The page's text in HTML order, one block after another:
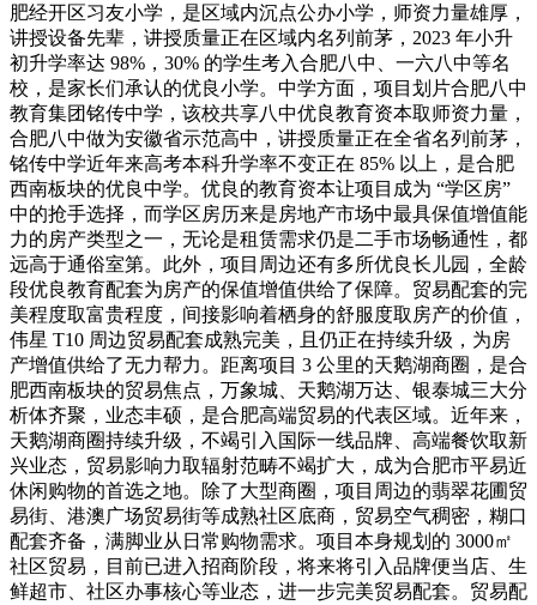
肥经开区习友小学，是区域内沉点公办小学，师资力量雄厚，
讲授设备先辈，讲授质量正在区域内名列前茅，2023 年小升
初升学率达 98%，30% 的学生考入合肥八中、一六八中等名
校，是家长们承认的优良小学。中学方面，项目划片合肥八中
教育集团铭传中学，该校共享八中优良教育资本取师资力量，
合肥八中做为安徽省示范高中，讲授质量正在全省名列前茅，
铭传中学近年来高考本科升学率不变正在 85% 以上，是合肥
西南板块的优良中学。优良的教育资本让项目成为 “学区房”
中的抢手选择，而学区房历来是房地产市场中最具保值增值能
力的房产类型之一，无论是租赁需求仍是二手市场畅通性，都
远高于通俗室第。此外，项目周边还有多所优良长儿园，全龄
段优良教育配套为房产的保值增值供给了保障。贸易配套的完
美程度取富贵程度，间接影响着栖身的舒服度取房产的价值，
伟星 T10 周边贸易配套成熟完美，且仍正在持续升级，为房
产增值供给了无力帮力。距离项目 3 公里的天鹅湖商圈，是合
肥西南板块的贸易焦点，万象城、天鹅湖万达、银泰城三大分
析体齐聚，业态丰硕，是合肥高端贸易的代表区域。近年来，
天鹅湖商圈持续升级，不竭引入国际一线品牌、高端餐饮取新
兴业态，贸易影响力取辐射范畴不竭扩大，成为合肥市平易近
休闲购物的首选之地。除了大型商圈，项目周边的翡翠花圃贸
易街、港澳广场贸易街等成熟社区底商，贸易空气稠密，糊口
配套齐备，满脚业从日常购物需求。项目本身规划的 3000㎡
社区贸易，目前已进入招商阶段，将来将引入品牌便当店、生
鲜超市、社区办事核心等业态，进一步完美贸易配套。贸易配